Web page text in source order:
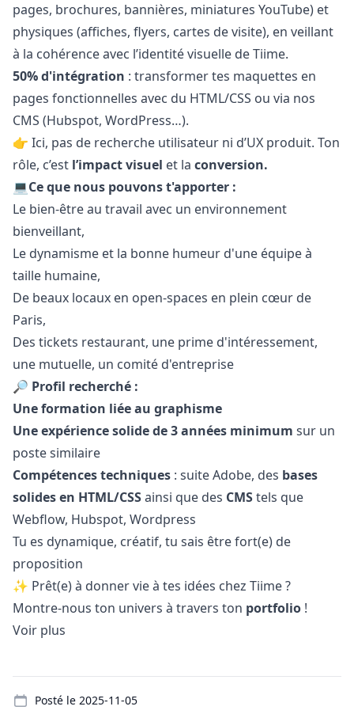
pages, brochures, bannières, miniatures YouTube) et
physiques (affiches, flyers, cartes de visite), en veillant
à la cohérence avec l’identité visuelle de Tiime.
50% d'intégration : transformer tes maquettes en
pages fonctionnelles avec du HTML/CSS ou via nos
CMS (Hubspot, WordPress…).
👉 Ici, pas de recherche utilisateur ni d’UX produit. Ton
rôle, c’est l’impact visuel et la conversion.
💻Ce que nous pouvons t'apporter :
Le bien-être au travail avec un environnement
bienveillant,
Le dynamisme et la bonne humeur d'une équipe à
taille humaine,
De beaux locaux en open-spaces en plein cœur de
Paris,
Des tickets restaurant, une prime d'intéressement,
une mutuelle, un comité d'entreprise
🔎 Profil recherché :
Une formation liée au graphisme
Une expérience solide de 3 années minimum sur un
poste similaire
Compétences techniques : suite Adobe, des bases
solides en HTML/CSSainsi que des CMStels que
Webflow, Hubspot, Wordpress
Tu es dynamique, créatif, tu sais être fort(e) de
proposition
✨ Prêt(e) à donner vie à tes idées chez Tiime ?
Montre-nous ton univers à travers ton portfolio !
Voir plus
Posté le 2025-11-05